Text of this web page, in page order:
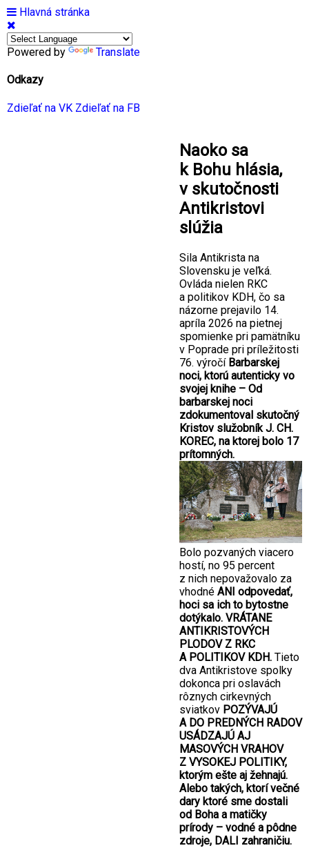
Hlavná stránka
Powered by Translate
Odkazy
Zdieľať na VK Zdieľať na FB
Naoko sa
k Bohu hlásia,
v skutočnosti
Antikristovi
slúžia
Sila Antikrista na
Slovensku je veľká.
Ovláda nielen RKC
a politikov KDH, čo sa
názorne prejavilo 14.
apríla 2026 na pietnej
spomienke pri pamätníku
v Poprade pri príležitosti
76. výročí Barbarskej
noci, ktorú autenticky vo
svojej knihe – Od
barbarskej noci
zdokumentoval skutočný
Kristov služobník J. CH.
KOREC, na ktorej bolo 17
prítomných.
Bolo pozvaných viacero
hostí, no 95 percent
z nich nepovažovalo za
vhodné ANI odpovedať,
hoci sa ich to bytostne
dotýkalo. VRÁTANE
ANTIKRISTOVÝCH
PLODOV Z RKC
A POLITIKOV KDH. Tieto
dva Antikristove spolky
dokonca pri oslavách
rôznych cirkevných
sviatkov POZÝVAJÚ
A DO PREDNÝCH RADOV
USÁDZAJÚ AJ
MASOVÝCH VRAHOV
Z VYSOKEJ POLITIKY,
ktorým ešte aj žehnajú.
Alebo takých, ktorí večné
dary ktoré sme dostali
od Boha a matičky
prírody – vodné a pôdne
zdroje, DALI zahraničiu.